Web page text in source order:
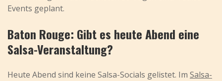
Events geplant.
Baton Rouge: Gibt es heute Abend eine
Salsa-Veranstaltung?
Heute Abend sind keine Salsa-Socials gelistet. Im Salsa-